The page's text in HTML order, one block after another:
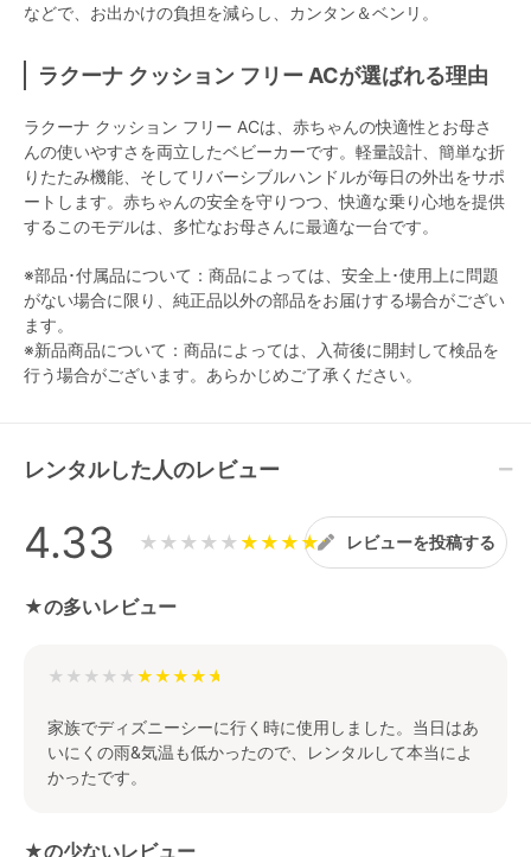
などで、お出かけの負担を減らし、カンタン＆ベンリ。
ラクーナ クッション フリー ACが選ばれる理由
ラクーナ クッション フリー ACは、赤ちゃんの快適性とお母さ
んの使いやすさを両立したベビーカーです。軽量設計、簡単な折
りたたみ機能、そしてリバーシブルハンドルが毎日の外出をサポ
ートします。赤ちゃんの安全を守りつつ、快適な乗り心地を提供
するこのモデルは、多忙なお母さんに最適な一台です。
※部品･付属品について：商品によっては、安全上･使用上に問題
がない場合に限り、純正品以外の部品をお届けする場合がござい
ます。
※新品商品について：商品によっては、入荷後に開封して検品を
行う場合がございます。あらかじめご了承ください。
レンタルした人のレビュー
4.33 ★★★★★ レビューを投稿する
★の多いレビュー
★★★★★
家族でディズニーシーに行く時に使用しました。当日はあ
いにくの雨&気温も低かったので、レンタルして本当によ
かったです。
★の少ないレビュー